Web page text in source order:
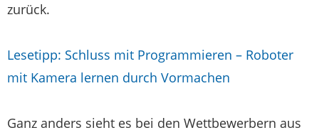
zurück.
Lesetipp: Schluss mit Programmieren – Roboter
mit Kamera lernen durch Vormachen
Ganz anders sieht es bei den Wettbewerbern aus